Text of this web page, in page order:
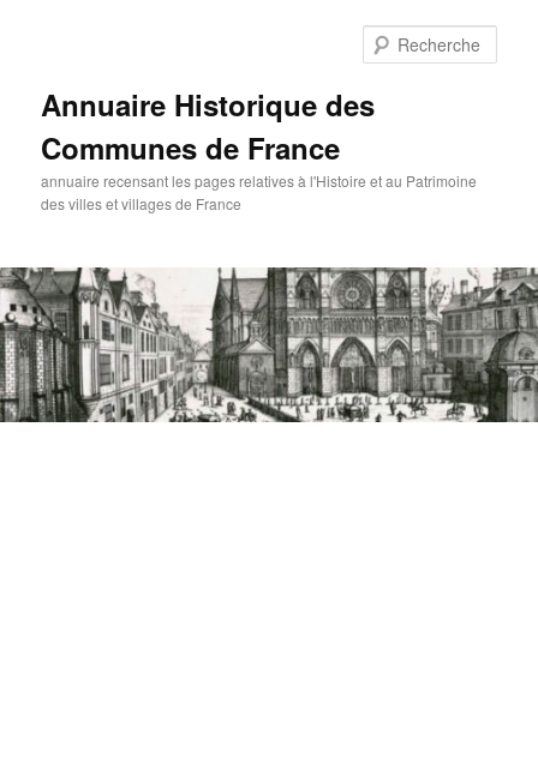
Annuaire Historique des
Communes de France
annuaire recensant les pages relatives à l'Histoire et au Patrimoine
des villes et villages de France